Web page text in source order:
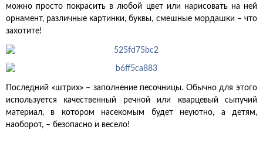
можно просто покрасить в любой цвет или нарисовать на ней
орнамент, различные картинки, буквы, смешные мордашки – что
захотите!
Последний «штрих» – заполнение песочницы. Обычно для этого
используется качественный речной или кварцевый сыпучий
материал, в котором насекомым будет неуютно, а детям,
наоборот, – безопасно и весело!